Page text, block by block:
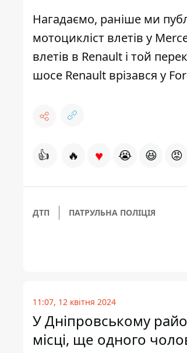
Нагадаємо, раніше ми
мотоцикліст влетів у
влетів в Renault і той
шосе Renault врізався у
👍 🔥 ♥ 😭 😆 😡
ДТП ПАТРУЛЬНА ПОЛІЦІЯ
11:07, 12 квітня 2024
У Дніпровському
місці, ще одного